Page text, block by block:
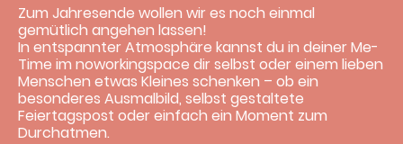
Zum Jahresende wollen wir es noch einmal
gemütlich angehen lassen!
In entspannter Atmosphäre kannst du in deiner Me-
Time im noworkingspace dir selbst oder einem lieben
Menschen etwas Kleines schenken – ob ein
besonderes Ausmalbild, selbst gestaltete
Feiertagspost oder einfach ein Moment zum
Durchatmen.